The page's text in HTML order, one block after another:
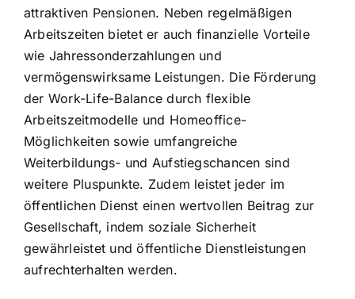
attraktiven Pensionen. Neben regelmäßigen
Arbeitszeiten bietet er auch finanzielle Vorteile
wie Jahressonderzahlungen und
vermögenswirksame Leistungen. Die Förderung
der Work-Life-Balance durch flexible
Arbeitszeitmodelle und Homeoffice-
Möglichkeiten sowie umfangreiche
Weiterbildungs- und Aufstiegschancen sind
weitere Pluspunkte. Zudem leistet jeder im
öffentlichen Dienst einen wertvollen Beitrag zur
Gesellschaft, indem soziale Sicherheit
gewährleistet und öffentliche Dienstleistungen
aufrechterhalten werden.